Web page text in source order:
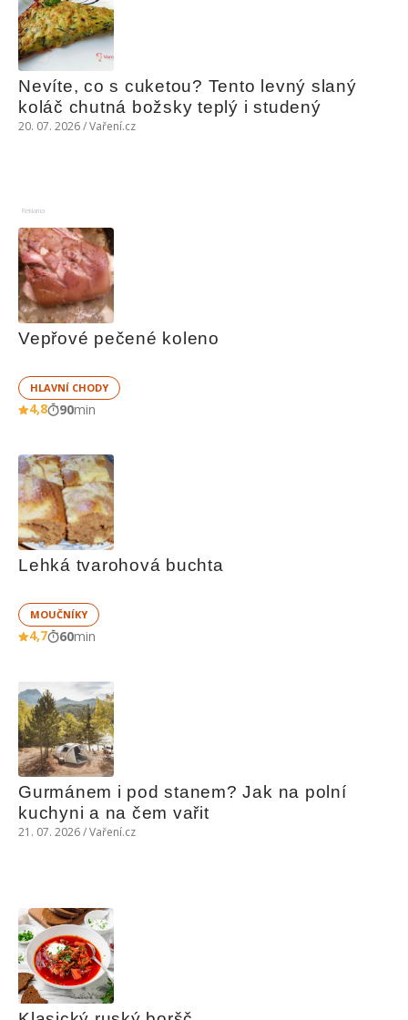
Nevíte, co s cuketou? Tento levný slaný
koláč chutná božsky teplý i studený
20. 07. 2026 / Vaření.cz
Reklama
Vepřové pečené koleno
HLAVNÍ CHODY
4,8 90min
Lehká tvarohová buchta
MOUČNÍKY
4,7 60min
Gurmánem i pod stanem? Jak na polní
kuchyni a na čem vařit
21. 07. 2026 / Vaření.cz